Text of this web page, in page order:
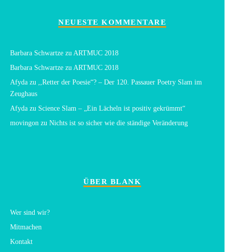
NEUESTE KOMMENTARE
Barbara Schwartze zu ARTMUC 2018
Barbara Schwartze zu ARTMUC 2018
Afyda zu ,,Retter der Poesie“? – Der 120. Passauer Poetry Slam im
Zeughaus
Afyda zu Science Slam – „Ein Lächeln ist positiv gekrümmt“
movingon zu Nichts ist so sicher wie die ständige Veränderung
ÜBER BLANK
Wer sind wir?
Mitmachen
Kontakt